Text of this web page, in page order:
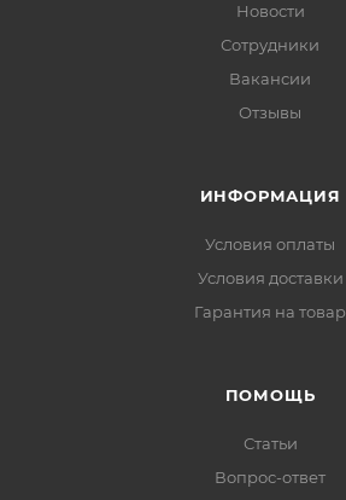
Новости
Сотрудники
Вакансии
Отзывы
ИНФОРМАЦИЯ
Условия оплаты
Условия доставки
Гарантия на товар
ПОМОЩЬ
Статьи
Вопрос-ответ